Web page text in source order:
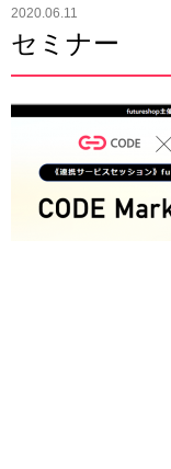
2020.06.11
セミナー